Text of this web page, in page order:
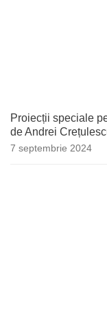
Proiecții speciale
de Andrei
7 septembrie 2024